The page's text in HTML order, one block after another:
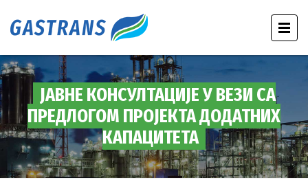
JАВНЕ КОНСУЛТАЦИЈЕ У ВЕЗИ СА
ПРЕДЛОГОМ ПРОЈЕКТА ДОДАТНИХ
КАПАЦИТЕТА